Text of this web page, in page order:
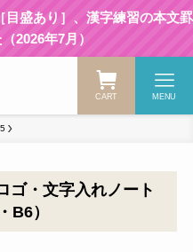
目盛あり］、漢字練習の本文罫
2026年7月）
CART MENU
ゴ・文字入れノート
B6）